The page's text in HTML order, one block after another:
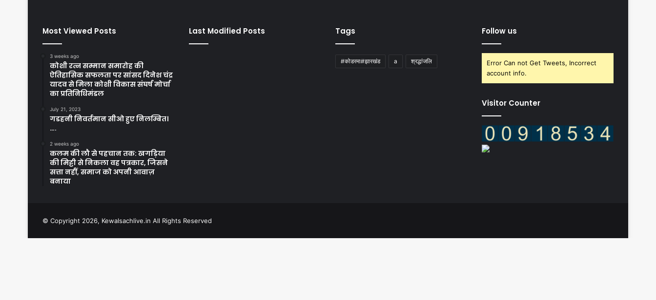
Most Viewed Posts
3 weeks ago
कोशी रत्न सम्मान समारोह की
ऐतिहासिक सफलता पर सांसद दिनेश चंद्र
यादव से मिला कोशी विकास संघर्ष मोर्चा
का प्रतिनिधिमंडल
July 21, 2023
गडहनी निवर्तमान सीओ हुए निलम्बित।
….
2 weeks ago
कलम की लौ से पहचान तक: खगड़िया
की मिट्टी से निकला वह पत्रकार, जिसने
सत्ता नहीं, समाज को अपनी आवाज़
बनाया
Last Modified Posts Tags
#कोडरमा#झारखंड a श्रद्धांजलि
Follow us
Error Can not Get Tweets, Incorrect
account info.
Visitor Counter
© Copyright 2026, Kewalsachlive.in All Rights Reserved